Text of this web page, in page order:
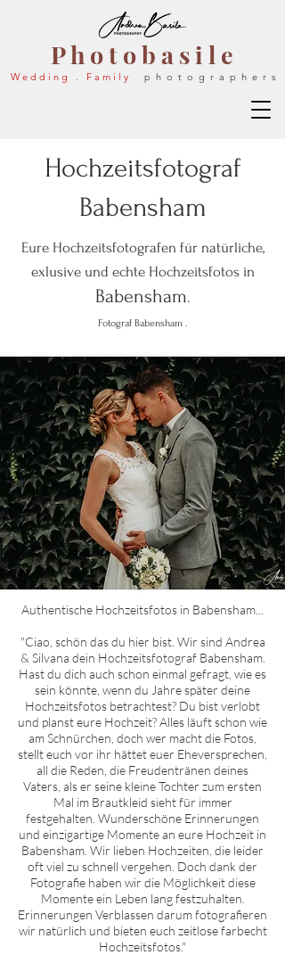
P h o t o b a s i l e
W e d d i n g . F a m i l y p h o t o g r a p h e r s
Hochzeitsfotograf
Babensham
Eure Hochzeitsfotografen für natürliche,
exlusive und echte Hochzeitsfotos in
Babensham.
Fotograf Babensham .
Authentische Hochzeitsfotos in Babensham
"Ciao, schön das du hier bist. Wir sind Andrea
& Silvana dein Hochzeitsfotograf Babensham.
Hast du dich auch schon einmal gefragt, wie es
sein könnte, wenn du Jahre später deine
Hochzeitsfotos betrachtest? Du bist verlobt
und planst eure Hochzeit? Alles läuft schon wie
am Schnürchen, doch wer macht die Fotos,
stellt euch vor ihr hättet euer Eheversprechen,
all die Reden, die Freudentränen deines
Vaters, als er seine kleine Tochter zum ersten
Mal im Brautkleid sieht für immer
festgehalten. Wunderschöne Erinnerungen
und einzigartige Momente an eure Hochzeit in
Babensham . Wir lieben Hochzeiten, die leider
oft viel zu schnell vergehen. Doch dank der
Fotografie haben wir die Möglichkeit diese
Momente ein Leben lang festzuhalten.
Erinnerungen Verblassen darum fotografieren
wir natürlich und bieten euch zeitlose farbecht
Hochzeitsfotos."